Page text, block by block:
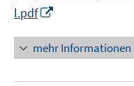
f
e
n
l.pdf
n
e
u
mehr Informationen